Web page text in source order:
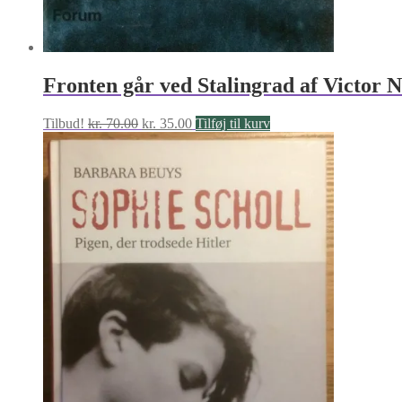
Fronten går ved Stalingrad af Victor
Tilbud! kr.70.00 Den
oprindelige
var:
kr. 70.00.
kr. 35.00Den
aktuelle
kr. 35.00.
Tilføj til kurv